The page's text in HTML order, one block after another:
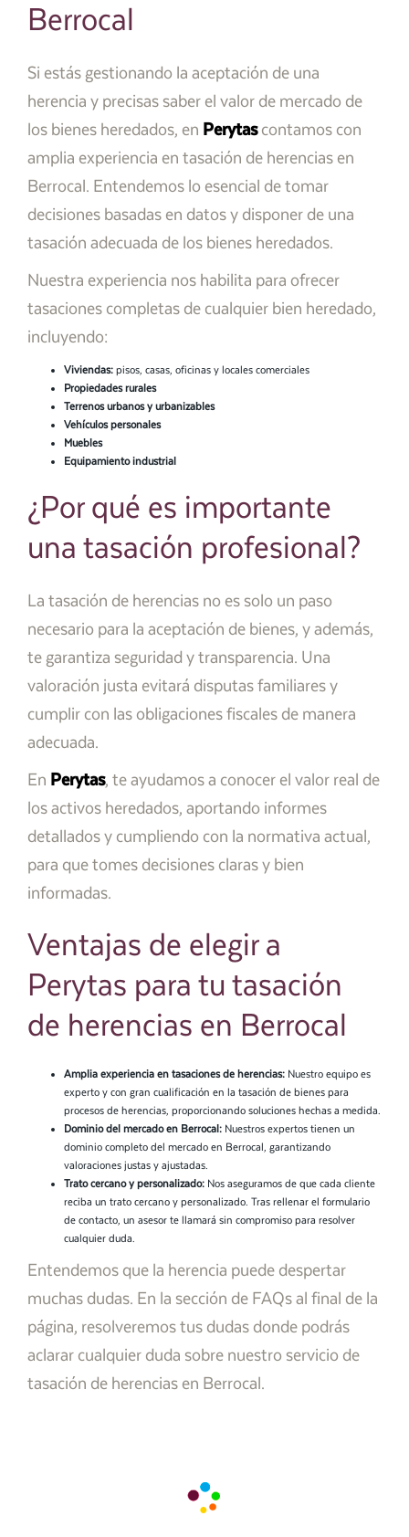
Berrocal
Si estás gestionando la aceptación de una
herencia y precisas saber el valor de mercado de
los bienes heredados, en Perytascontamos con
amplia experiencia en tasación de herencias en
Berrocal. Entendemos lo esencial de tomar
decisiones basadas en datos y disponer de una
tasación adecuada de los bienes heredados.
Nuestra experiencia nos habilita para ofrecer
tasaciones completas de cualquier bien heredado,
incluyendo:
Viviendas: pisos, casas, oficinas y locales comerciales
Propiedades rurales
Terrenos urbanos y urbanizables
Vehículos personales
Muebles
Equipamiento industrial
¿Por qué es importante
una tasación profesional?
La tasación de herencias no es solo un paso
necesario para la aceptación de bienes, y además,
te garantiza seguridad y transparencia. Una
valoración justa evitará disputas familiares y
cumplir con las obligaciones fiscales de manera
adecuada.
En Perytas, te ayudamos a conocer el valor real de
los activos heredados, aportando informes
detallados y cumpliendo con la normativa actual,
para que tomes decisiones claras y bien
informadas.
Ventajas de elegir a
Perytas para tu tasación
de herencias en Berrocal
Amplia experiencia en tasaciones de herencias: Nuestro equipo es
experto y con gran cualificación en la tasación de bienes para
procesos de herencias, proporcionando soluciones hechas a medida.
Dominio del mercado en Berrocal: Nuestros expertos tienen un
dominio completo del mercado en Berrocal, garantizando
valoraciones justas y ajustadas.
Trato cercano y personalizado: Nos aseguramos de que cada cliente
reciba un trato cercano y personalizado. Tras rellenar el formulario
de contacto, un asesor te llamará sin compromiso para resolver
cualquier duda.
Entendemos que la herencia puede despertar
muchas dudas. En la sección de FAQs al final de la
página, resolveremos tus dudas donde podrás
aclarar cualquier duda sobre nuestro servicio de
tasación de herencias en Berrocal.